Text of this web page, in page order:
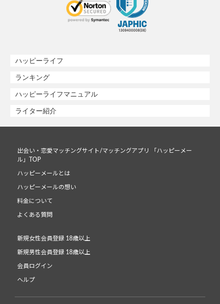
ハッピーライフ
ランキング
ハッピーライフマニュアル
ライター紹介
出会い・恋愛マッチングサイト/マッチングアプリ 「ハッピーメー
ル」TOP
ハッピーメールとは
ハッピーメールの想い
料金について
よくある質問
新規女性会員登録 18歳以上
新規男性会員登録 18歳以上
会員ログイン
ヘルプ